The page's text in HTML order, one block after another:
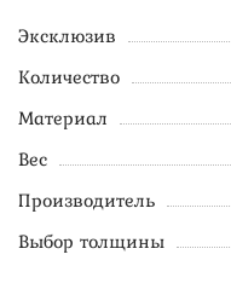
Эксклюзив
Количество
Материал
Вес
Производитель
Выбор толщины